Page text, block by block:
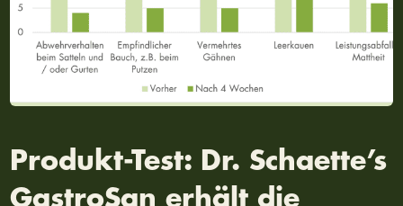
Produkt-Test: Dr. Schaette’s
GastroSan erhält die